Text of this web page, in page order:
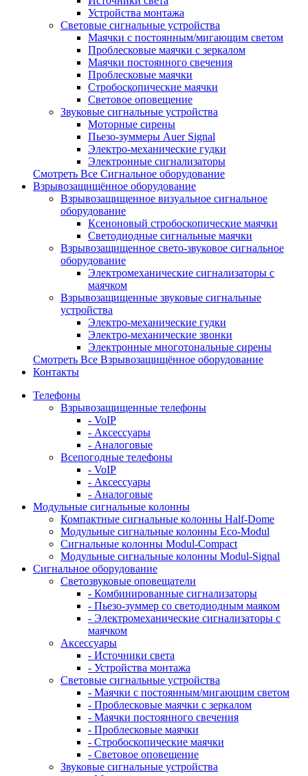
Устройства монтажа
Световые сигнальные устройства
Маячки с постоянным/мигающим светом
Проблесковые маячки с зеркалом
Маячки постоянного свечения
Проблесковые маячки
Стробоскопические маячки
Световое оповещение
Звуковые сигнальные устройства
Моторные сирены
Пьезо-зуммеры Auer Signal
Электро-механические гудки
Электронные сигнализаторы
Смотреть Все Сигнальное оборудование
Взрывозащищённое оборудование
Взрывозащищенное визуальное сигнальное
оборудование
Ксеноновый стробоскопические маячки
Светодиодные сигнальные маячки
Взрывозащищенное свето-звуковое сигнальное
оборудование
Электромеханические сигнализаторы с
маячком
Взрывозащищенные звуковые сигнальные
устройства
Электро-механические гудки
Электро-механические звонки
Электронные многотональные сирены
Смотреть Все Взрывозащищённое оборудование
Контакты
Телефоны
Взрывозащищенные телефоны
- VoIP
- Аксессуары
- Аналоговые
Всепогодные телефоны
- VoIP
- Аксессуары
- Аналоговые
Модульные сигнальные колонны
Компактные сигнальные колонны Half-Dome
Модульные сигнальные колонны Eco-Modul
Сигнальные колонны Modul-Compact
Модульные сигнальные колонны Modul-Signal
Сигнальное оборудование
Светозвуковые оповещатели
- Комбинированные сигнализаторы
- Пьезо-зуммер со светодиодным маяком
- Электромеханические сигнализаторы с
маячком
Аксессуары
- Источники света
- Устройства монтажа
Световые сигнальные устройства
- Маячки с постоянным/мигающим светом
- Проблесковые маячки с зеркалом
- Маячки постоянного свечения
- Проблесковые маячки
- Стробоскопические маячки
- Световое оповещение
Звуковые сигнальные устройства